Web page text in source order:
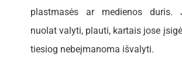
plastmasės ar medienos duris.
nuolat valyti, plauti, kartais jose
tiesiog nebeįmanoma išvalyti.